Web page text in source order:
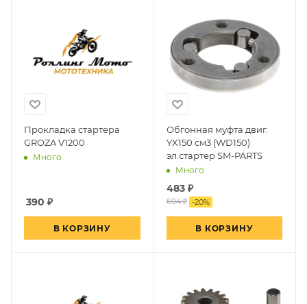
Прокладка стартера
GROZA V1200
Много
390 ₽
В КОРЗИНУ
Обгонная муфта двиг.
YX150 см3 (WD150)
эл.стартер SM-PARTS
Много
483₽
604 ₽ -20%
В КОРЗИНУ